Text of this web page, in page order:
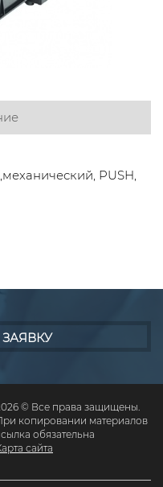
PUSH,
© Все права защищены.
копировании материалов
обязательна
сайта